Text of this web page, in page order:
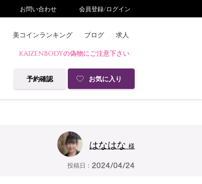
お問い合わせ 会員登録/ログイン
美コインランキング ブログ 求人
KAIZENBODYの偽物にご注意下さい
予約確認 お気に入り
はなはな 様
投稿日： 2024/04/24